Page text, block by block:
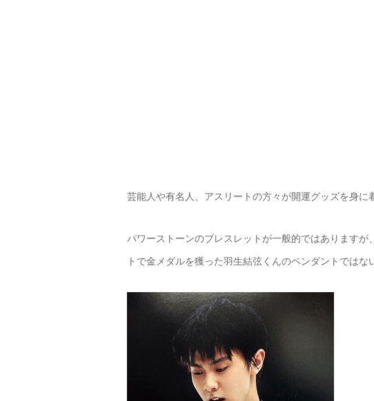
芸能人や有名人、アスリートの方々が開運グッズを身に
パワーストーンのブレスレットが一般的ではあります
トで金メダルを獲った羽生結弦くんのペンダントではな